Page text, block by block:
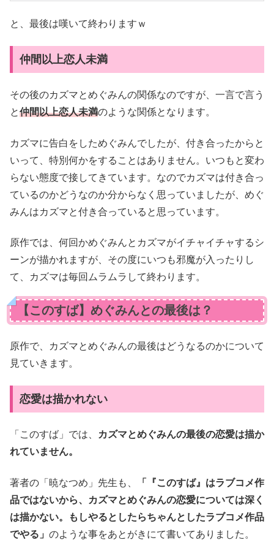
と、最後は嘆いて終わりますｗ
仲間以上恋人未満
その後のカズマとめぐみんの関係なのですが、一言で言う
と仲間以上恋人未満のような関係となります。
カズマに告白をしためぐみんでしたが、付き合ったからと
いって、特別何かをすることはありません。いつもと変わ
らない態度で接してきています。なのでカズマは付き合っ
ているのかどうなのか分からなく思っていましたが、めぐ
みんはカズマと付き合っていると思っています。
原作では、何回かめぐみんとカズマがイチャイチャするシ
ーンが描かれますが、その度にいつも邪魔が入ったりし
て、カズマは毎回ムラムラして終わります。
【このすば】めぐみんとの最後は？
原作で、カズマとめぐみんの最後はどうなるのかについて
見ていきます。
恋愛は描かれない
「このすば」では、
カズマとめぐみんの最後の恋愛は描か
れていません。
著者の「暁なつめ」先生も、
「『このすば』はラブコメ作
品ではないから、カズマとめぐみんの恋愛については深く
は描かない。もしやるとしたらちゃんとしたラブコメ作品
でやる」 のような事をあとがきにて書いてありました。